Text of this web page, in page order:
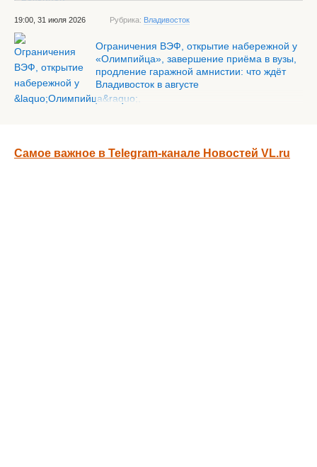
19:00, 31 июля 2026 Рубрика: Владивосток
Ограничения ВЭФ, открытие набережной у
«Олимпийца», завершение приёма в вузы,
продление гаражной амнистии: что ждёт
Владивосток в августе
Самое важное в Telegram-канале Новостей VL.ru